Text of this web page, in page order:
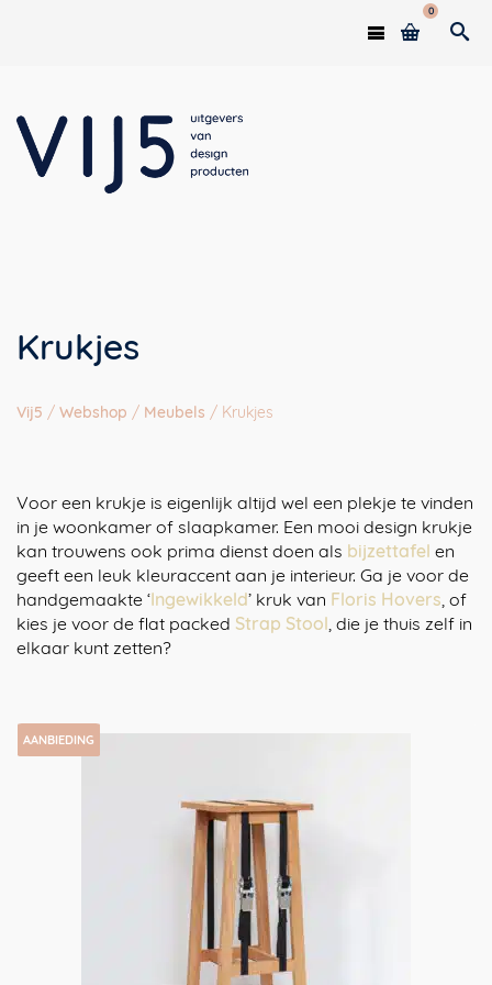
0
Krukjes
Vij5 / Webshop / Meubels / Krukjes
Voor een krukje is eigenlijk altijd wel een plekje te vinden
in je woonkamer of slaapkamer. Een mooi design krukje
kan trouwens ook prima dienst doen als bijzettafel en
geeft een leuk kleuraccent aan je interieur. Ga je voor de
handgemaakte ‘Ingewikkeld’ kruk van Floris Hovers, of
kies je voor de flat packed Strap Stool, die je thuis zelf in
elkaar kunt zetten?
AANBIEDING